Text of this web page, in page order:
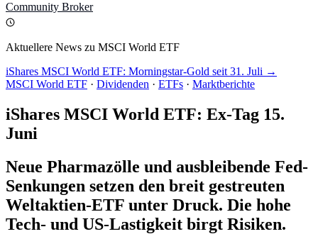
Community Broker
Aktuellere News zu MSCI World ETF
iShares MSCI World ETF: Morningstar-Gold seit 31. Juli →
MSCI World ETF · Dividenden · ETFs · Marktberichte
iShares MSCI World ETF: Ex-Tag 15.
Juni
Neue Pharmazölle und ausbleibende Fed-
Senkungen setzen den breit gestreuten
Weltaktien-ETF unter Druck. Die hohe
Tech- und US-Lastigkeit birgt Risiken.